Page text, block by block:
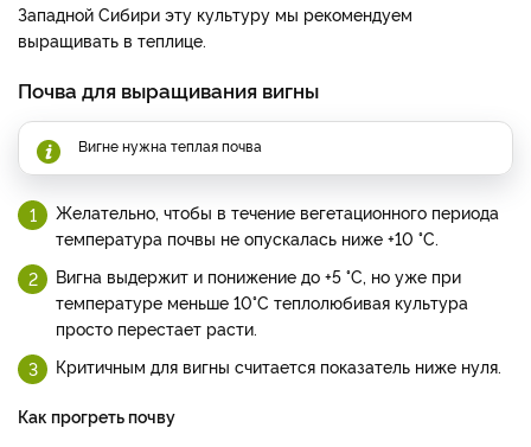
Западной Сибири эту культуру мы рекомендуем
выращивать в теплице.
Почва для выращивания вигны
Вигне нужна теплая почва
Желательно, чтобы в течение вегетационного периода
температура почвы не опускалась ниже +10 °C.
Вигна выдержит и понижение до +5 °C, но уже при
температуре меньше 10°C теплолюбивая культура
просто перестает расти.
Критичным для вигны считается показатель ниже нуля.
Как прогреть почву